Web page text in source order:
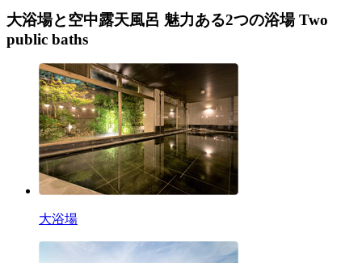
大浴場と空中露天風呂 魅力ある2つの浴場 Two
public baths
大浴場